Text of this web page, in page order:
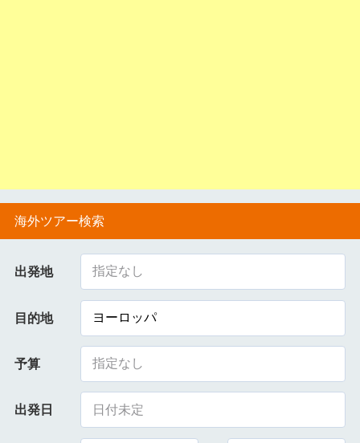
海外ツアー検索
出発地 指定なし
目的地 ヨーロッパ
予算 指定なし
出発日